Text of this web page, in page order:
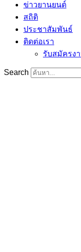
ข่าวยานยนต์
สถิติ
ประชาสัมพันธ์
ติดต่อเรา
รับสมัครง
Search